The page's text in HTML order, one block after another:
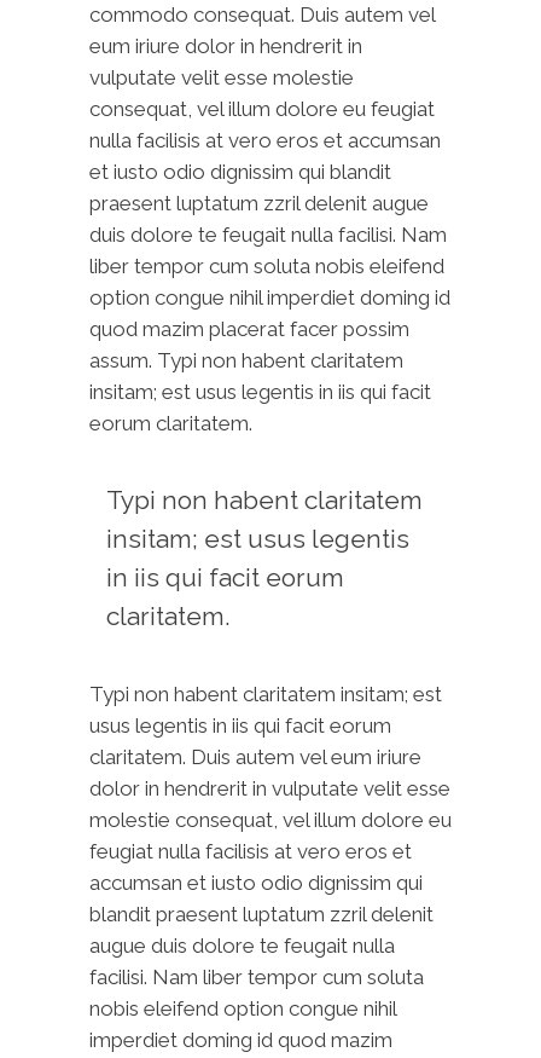
commodo consequat. Duis autem vel
eum iriure dolor in hendrerit in
vulputate velit esse molestie
consequat, vel illum dolore eu feugiat
nulla facilisis at vero eros et accumsan
et iusto odio dignissim qui blandit
praesent luptatum zzril delenit augue
duis dolore te feugait nulla facilisi. Nam
liber tempor cum soluta nobis eleifend
option congue nihil imperdiet doming id
quod mazim placerat facer possim
assum. Typi non habent claritatem
insitam; est usus legentis in iis qui facit
eorum claritatem.
Typi non habent claritatem
insitam; est usus legentis
in iis qui facit eorum
claritatem.
Typi non habent claritatem insitam; est
usus legentis in iis qui facit eorum
claritatem. Duis autem vel eum iriure
dolor in hendrerit in vulputate velit esse
molestie consequat, vel illum dolore eu
feugiat nulla facilisis at vero eros et
accumsan et iusto odio dignissim qui
blandit praesent luptatum zzril delenit
augue duis dolore te feugait nulla
facilisi. Nam liber tempor cum soluta
nobis eleifend option congue nihil
imperdiet doming id quod mazim